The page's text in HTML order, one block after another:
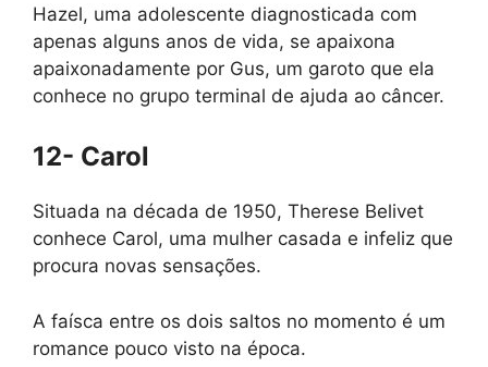
Hazel, uma adolescente diagnosticada com
apenas alguns anos de vida, se apaixona
apaixonadamente por Gus, um garoto que ela
conhece no grupo terminal de ajuda ao câncer.
12- Carol
Situada na década de 1950, Therese Belivet
conhece Carol, uma mulher casada e infeliz que
procura novas sensações.
A faísca entre os dois saltos no momento é um
romance pouco visto na época.